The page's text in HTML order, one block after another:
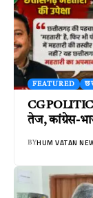
FEATURED
CG
तेज, कांग्रेस-
BYHUM VATAN